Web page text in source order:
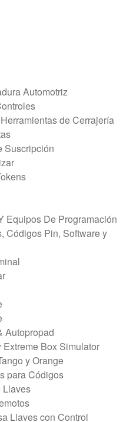
Automotriz
de Cerrajería
Suscripción
Equipos De Programación
Códigos Pin, Software y
Autopropad
Extreme Box Simulator
y Orange
para Códigos
Llaves
Llaves con Control